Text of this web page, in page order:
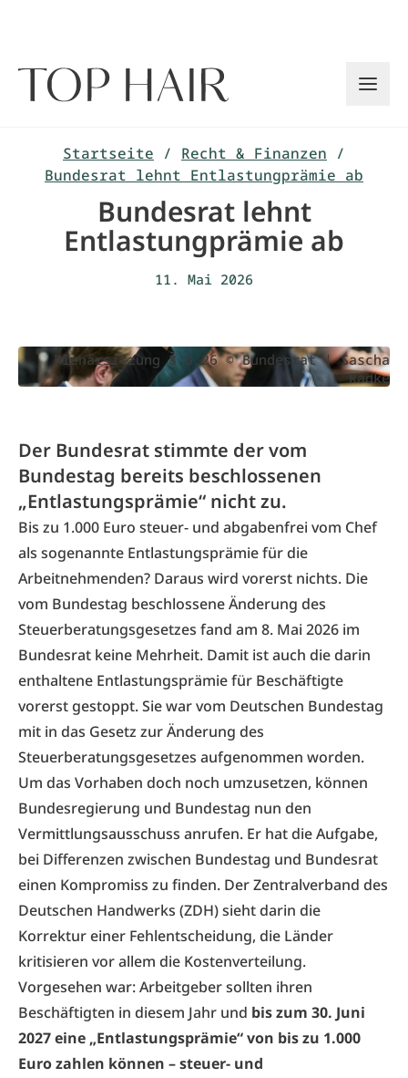
Startseite / Recht & Finanzen /
Bundesrat lehnt Entlastungprämie ab
Bundesrat lehnt
Entlastungprämie ab
11. Mai 2026
Plenarsitzung 8.5.26 © Bundesrat | Sascha
Radke
Der Bundesrat stimmte der vom
Bundestag bereits beschlossenen
„Entlastungsprämie“ nicht zu.
Bis zu 1.000 Euro steuer- und abgabenfrei vom Chef
als sogenannte Entlastungsprämie für die
Arbeitnehmenden? Daraus wird vorerst nichts. Die
vom Bundestag beschlossene Änderung des
Steuerberatungsgesetzes fand am 8. Mai 2026 im
Bundesrat keine Mehrheit. Damit ist auch die darin
enthaltene Entlastungsprämie für Beschäftigte
vorerst gestoppt. Sie war vom Deutschen Bundestag
mit in das Gesetz zur Änderung des
Steuerberatungsgesetzes aufgenommen worden.
Um das Vorhaben doch noch umzusetzen, können
Bundesregierung und Bundestag nun den
Vermittlungsausschuss anrufen. Er hat die Aufgabe,
bei Differenzen zwischen Bundestag und Bundesrat
einen Kompromiss zu finden. Der Zentralverband des
Deutschen Handwerks (ZDH) sieht darin die
Korrektur einer Fehlentscheidung, die Länder
kritisieren vor allem die Kostenverteilung.
Vorgesehen war: Arbeitgeber sollten ihren
Beschäftigten in diesem Jahr und bis zum 30. Juni
2027 eine „Entlastungsprämie“ von bis zu 1.000
Euro zahlen können – steuer- und